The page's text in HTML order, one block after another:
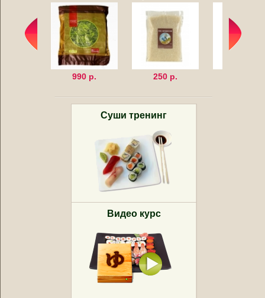
990 р. 250 р.
Суши тренинг
Видео курс